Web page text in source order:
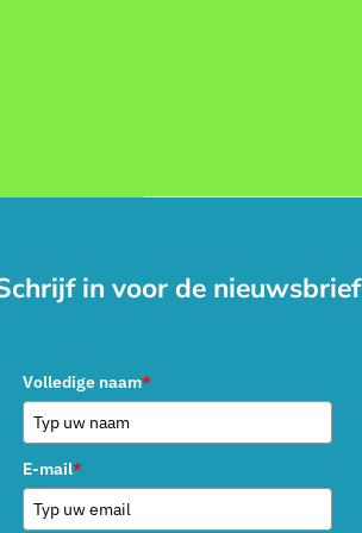
in voor de nieuwsbrief
Volledige naam*
E-mail*